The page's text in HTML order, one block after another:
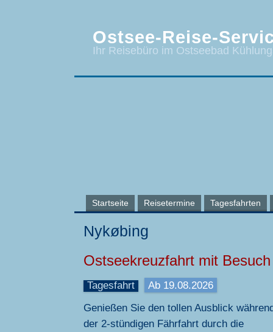
Ostsee-Reise-
Ihr Reisebüro im Ostseebad
Startseite Reisetermine Tagesfahrten
Nykøbing
Ostseekreuzfahrt mit
Tagesfahrt
Ab 19.08.2026
Genießen Sie den tollen Ausblick
der 2-stündigen Fährfahrt durch die